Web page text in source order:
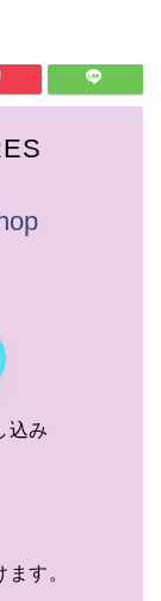
込み
す。